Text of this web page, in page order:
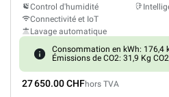
Control d'humidité
Connectivité et IoT
Lavage automatique
Consommation en kWh: 176,4
Émissions de CO2: 31,9 Kg
27 650.00 CHFhors TVA